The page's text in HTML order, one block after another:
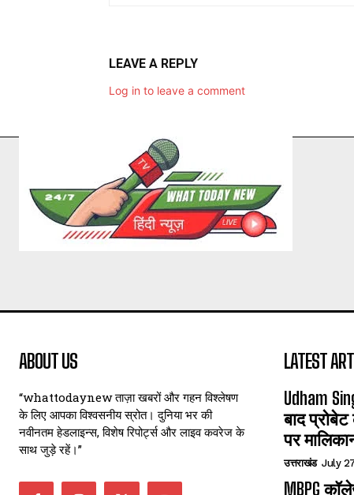
LEAVE A REPLY
Log in to leave a comment
ABOUT US
“whattodaynew ताज़ा खबरों और गहन विश्लेषण
के लिए आपका विश्वसनीय स्रोत। दुनिया भर की
नवीनतम हेडलाइन्स, विशेष रिपोर्ट्स और लाइव कवरेज के
साथ जुड़े रहें।”
LATEST
Udham
बाद
पर
उत्तराखंड July
MBPG